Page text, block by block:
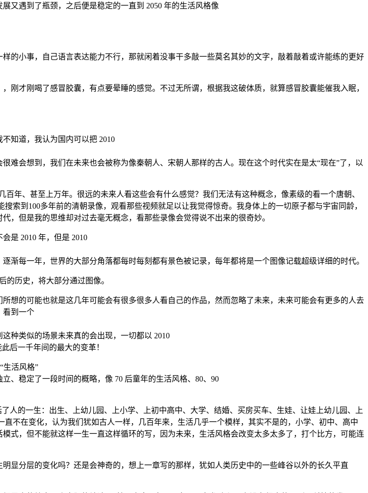
又遇到了瓶颈，之后便是稳定的一直到 2050 年的生活风格像
的小事，自己语言表达能力不行，那就闲着没事干多敲一些莫名其妙的文字，敲着敲着或许能练的更好
刚才刚喝了感冒胶囊，有点要晕睡的感觉。不过无所谓，根据我这破体质，就算感冒胶囊能催我入眠，
知道，我认为国内可以把 2010
难会想到，我们在未来也会被称为像秦朝人、宋朝人那样的古人。现在这个时代实在是太“现在”了，以
年、甚至上万年。很远的未来人看这些会有什么感觉？我们无法有这种概念，像素级的看一个唐朝、
索到100多年前的清朝录像，观看那些视频就足以让我觉得惊奇。我身体上的一切原子都与宇宙同龄，
，但是我的思维却对过去毫无概念，看那些录像会觉得说不出来的很奇妙。
是 2010 年，但是 2010
渐每一年，世界的大部分角落都每时每刻都有景色被记录，每年都将是一个图像记载超级详细的时代。
的历史，将大部分通过图像。
想的可能也就是这几年可能会有很多很多人看自己的作品，然而忽略了未来，未来可能会有更多的人去
看到一个
种类似的场景未来真的会出现，一切都以 2010
后一千年间的最大的变革！
生活风格”
、稳定了一段时间的概略，像 70 后童年的生活风格、80、90
人的一生：出生、上幼儿园、上小学、上初中高中、大学、结婚、买房买车、生娃、让娃上幼儿园、上
不在变化，认为我们犹如古人一样，几百年来，生活几乎一个模样，其实不是的，小学、初中、高中
式，但不能就这样一生一直这样循环的写，因为未来，生活风格会改变太多太多了，打个比方，可能连
显分层的变化吗？还是会神奇的，想上一章写的那样，犹如人类历史中的一些峰谷以外的长久平直